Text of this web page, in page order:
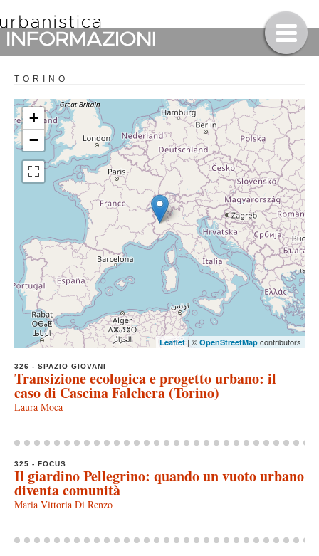
TORINO
+
−
Leaflet | © OpenStreetMap contributors
326 - SPAZIO GIOVANI
Transizione ecologica e progetto urbano: il
caso di Cascina Falchera (Torino)
Laura Moca
325 - FOCUS
Il giardino Pellegrino: quando un vuoto urbano
diventa comunità
Maria Vittoria Di Renzo